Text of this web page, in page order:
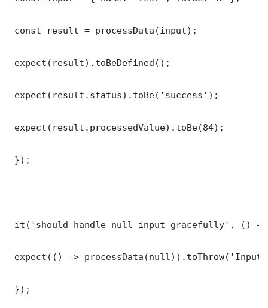
const result = processData(input);
expect(result).toBeDefined();
expect(result.status).toBe('success');
expect(result.processedValue).toBe(84);
});
it('should handle null input gracefully', ()
expect(() =>
});